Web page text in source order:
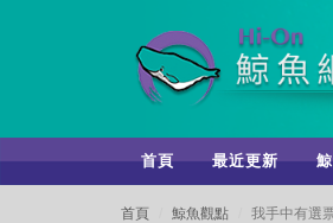
首頁 最近更新
首頁 鯨魚觀點 我手中有選